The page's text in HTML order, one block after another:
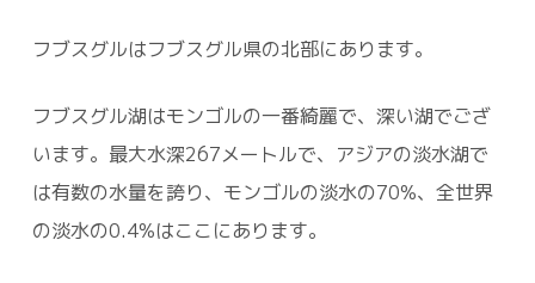
フブスグルはフブスグル県の北部にあります。
フブスグル湖はモンゴルの一番綺麗で、深い湖でござ
います。最大水深267メートルで、アジアの淡水湖で
は有数の水量を誇り、モンゴルの淡水の70%、全世界
の淡水の0.4%はここにあります。